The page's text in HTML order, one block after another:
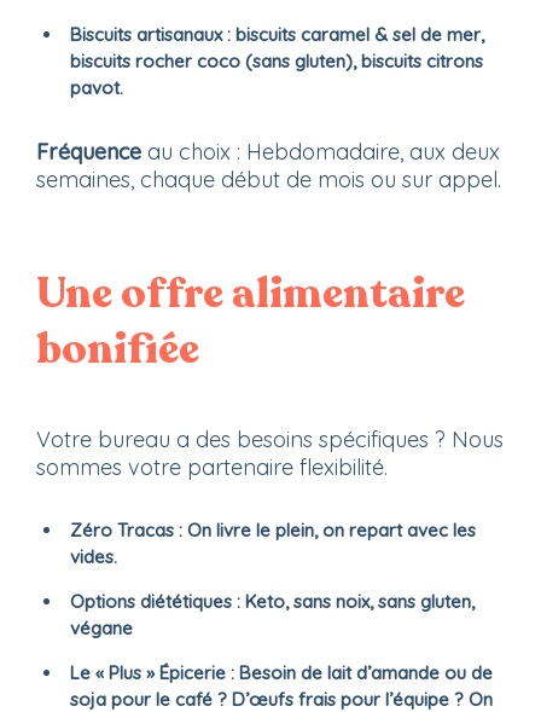
Biscuits artisanaux: biscuits caramel & sel de mer,
biscuits rocher coco (sans gluten), biscuits citrons
pavot.
Fréquence au choix : Hebdomadaire, aux deux
semaines, chaque début de mois ou sur appel.
Une offre alimentaire
bonifiée
Votre bureau a des besoins spécifiques ? Nous
sommes votre partenaire flexibilité.
Zéro Tracas : On livre le plein, on repart avec les
vides.
Options diététiques : Keto, sans noix, sans gluten,
végane
Le « Plus » Épicerie : Besoin de lait d’amande ou de
soja pour le café ? D’œufs frais pour l’équipe ? On